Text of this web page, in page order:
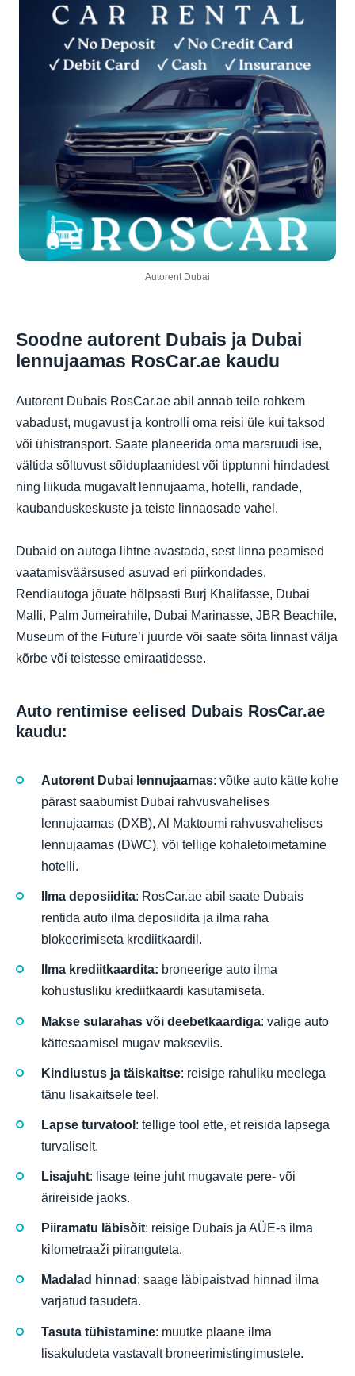
Autorent Dubai
Soodne autorent Dubais ja Dubai
lennujaamas RosCar.ae kaudu
Autorent Dubais RosCar.ae abil annab teile rohkem
vabadust, mugavust ja kontrolli oma reisi üle kui taksod
või ühistransport. Saate planeerida oma marsruudi ise,
vältida sõltuvust sõiduplaanidest või tipptunni hindadest
ning liikuda mugavalt lennujaama, hotelli, randade,
kaubanduskeskuste ja teiste linnaosade vahel.
Dubaid on autoga lihtne avastada, sest linna peamised
vaatamisväärsused asuvad eri piirkondades.
Rendiautoga jõuate hõlpsasti Burj Khalifasse, Dubai
Malli, Palm Jumeirahile, Dubai Marinasse, JBR Beachile,
Museum of the Future’i juurde või saate sõita linnast välja
kõrbe või teistesse emiraatidesse.
Auto rentimise eelised Dubais RosCar.ae
kaudu:
Autorent Dubai lennujaamas: võtke auto kätte kohe
pärast saabumist Dubai rahvusvahelises
lennujaamas (DXB), Al Maktoumi rahvusvahelises
lennujaamas (DWC), või tellige kohaletoimetamine
hotelli.
Ilma deposiidita: RosCar.ae abil saate Dubais
rentida auto ilma deposiidita ja ilma raha
blokeerimiseta krediitkaardil.
Ilma krediitkaardita: broneerige auto ilma
kohustusliku krediitkaardi kasutamiseta.
Makse sularahas või deebetkaardiga: valige auto
kättesaamisel mugav makseviis.
Kindlustus ja täiskaitse: reisige rahuliku meelega
tänu lisakaitsele teel.
Lapse turvatool : tellige tool ette, et reisida lapsega
turvaliselt.
Lisajuht: lisage teine juht mugavate pere- või
ärireiside jaoks.
Piiramatu läbisõit: reisige Dubais ja AÜE-s ilma
kilometraaži piiranguteta.
Madalad hinnad : saage läbipaistvad hinnad ilma
varjatud tasudeta.
Tasuta tühistamine: muutke plaane ilma
lisakuludeta vastavalt broneerimistingimustele.